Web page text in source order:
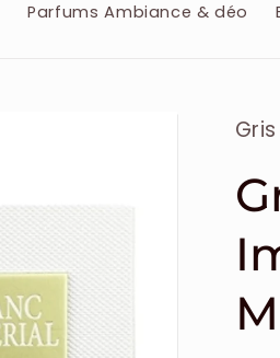
Parfums Ambiance & déo